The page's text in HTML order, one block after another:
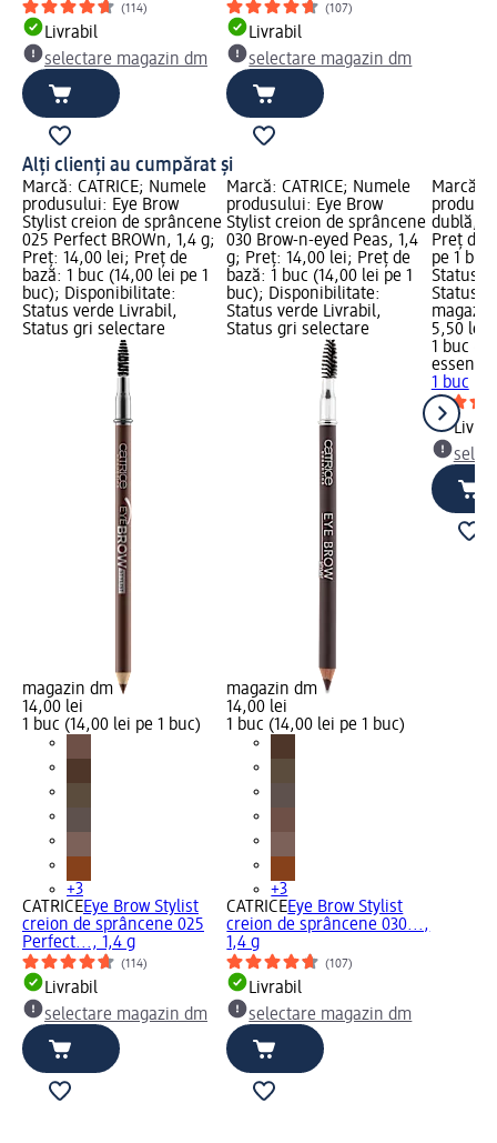
(114)
Livrabil
selectare magazin dm
(107)
Livrabil
selectare magazin dm
Alți clienți au cumpărat și
Marcă: CATRICE; Numele
produsului: Eye Brow
Stylist creion de sprâncene
025 Perfect BROWn, 1,4 g;
Preț: 14,00 lei; Preț de
bază: 1 buc (14,00 lei pe 1
buc); Disponibilitate:
Status verde Livrabil,
Status gri selectare
magazin dm
14,00 lei
1 buc (14,00 lei pe 1 buc)
+3
CATRICEEye Brow Stylist
creion de sprâncene 025
Perfect..., 1,4 g
(114)
Livrabil
selectare magazin dm
Marcă: CATRICE; Numele
produsului: Eye Brow
Stylist creion de sprâncene
030 Brow-n-eyed Peas, 1,4
g; Preț: 14,00 lei; Preț de
bază: 1 buc (14,00 lei pe 1
buc); Disponibilitate:
Status verde Livrabil,
Status gri selectare
magazin dm
14,00 lei
1 buc (14,00 lei pe 1 buc)
+3
CATRICEEye Brow Stylist
creion de sprâncene 030...,
1,4 g
(107)
Livrabil
selectare magazin dm
Marcă:
dublă, 1
Preț de
pe 1
Status
Status
5,50 lei
1 buc
essence
1 buc